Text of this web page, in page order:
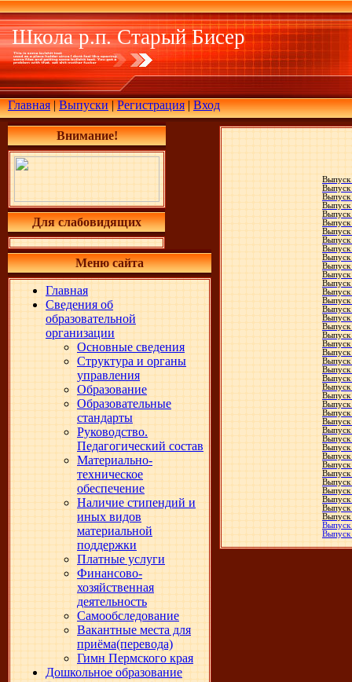
Школа р.п. Старый Бисер
Главная|Выпуски|Регистрация|Вход
Внимание!
Для слабовидящих
Меню сайта
Главная
Сведения об
образовательной
организации
Основные сведения
Структура и органы
управления
Образование
Образовательные
стандарты
Руководство.
Педагогический состав
Материально-
техническое
обеспечение
Наличие стипендий и
иных видов
материальной
поддержки
Платные услуги
Финансово-
хозяйственная
деятельность
Самообследование
Вакантные места для
приёма(перевода)
Гимн Пермского края
Дошкольное образование